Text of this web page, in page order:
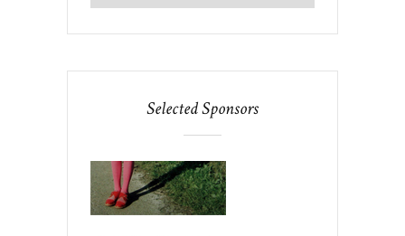
Selected Sponsors